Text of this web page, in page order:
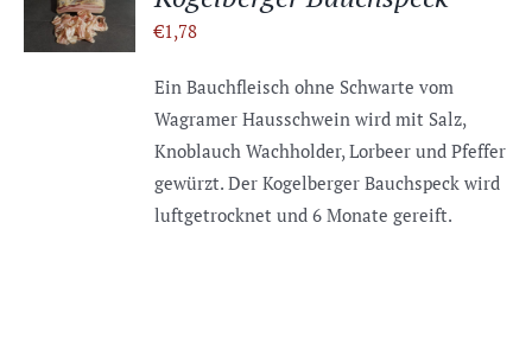
WARENKORB
/
DETAILS
€1,78
Ein Bauchfleisch ohne Schwarte vom
Wagramer Hausschwein wird mit Salz,
Knoblauch Wachholder, Lorbeer und Pfeffer
gewürzt. Der Kogelberger Bauchspeck wird
luftgetrocknet und 6 Monate gereift.